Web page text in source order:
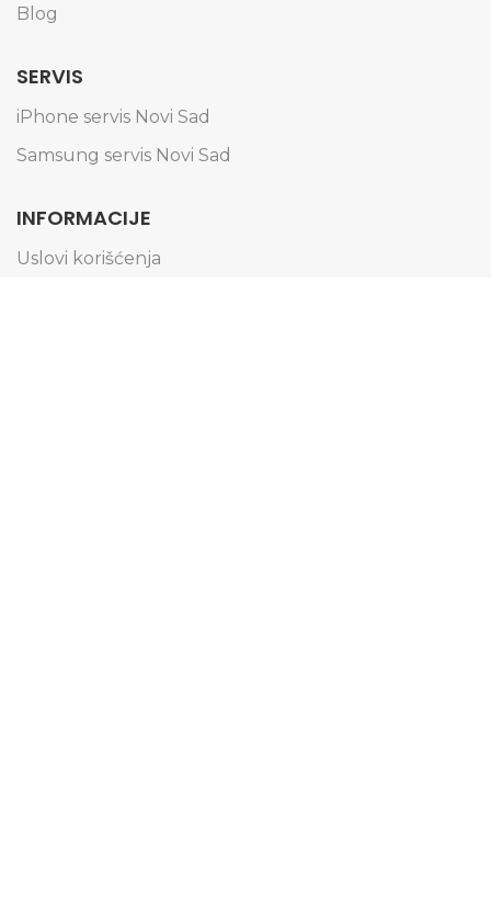
Blog
SERVIS
iPhone servis Novi Sad
Samsung servis Novi Sad
INFORMACIJE
Uslovi korišćenja